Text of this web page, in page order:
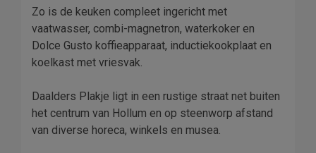
Zo is de keuken compleet ingericht met
vaatwasser, combi-magnetron, waterkoker en
Dolce Gusto koffieapparaat, inductiekookplaat en
koelkast met vriesvak.
Daalders Plakje ligt in een rustige straat net buiten
het centrum van Hollum en op steenworp afstand
van diverse horeca, winkels en musea.